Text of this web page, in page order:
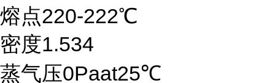
熔点220-222℃
密度1.534
蒸气压0Paat25℃